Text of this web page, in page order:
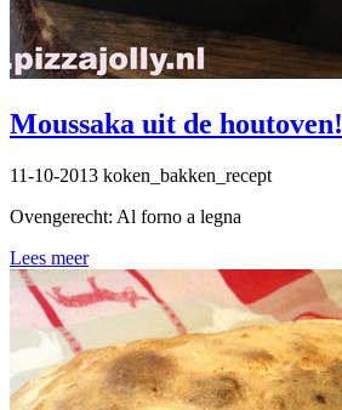
Moussaka uit de houtoven!
11-10-2013 koken_bakken_recept
Ovengerecht: Al forno a legna
Lees meer